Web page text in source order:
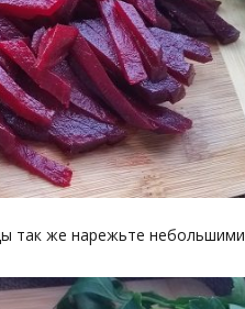
так же нарежьте небольшими